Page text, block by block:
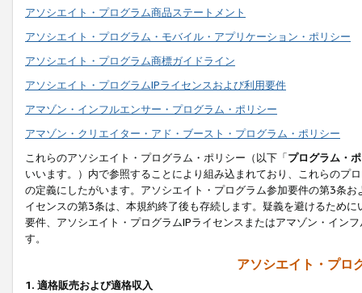
アソシエイト・プログラム商品ステートメント
アソシエイト・プログラム・モバイル・アプリケーション・ポリシー
アソシエイト・プログラム商標ガイドライン
アソシエイト・プログラムIPライセンスおよび利用要件
アマゾン・インフルエンサー・プログラム・ポリシー
アマゾン・クリエイター・アド・ブースト・プログラム・ポリシー
これらのアソシエイト・プログラム・ポリシー（以下「プログラム・
いいます。）内で参照することにより組み込まれており、これらのプ
の定義にしたがいます。アソシエイト・プログラム参加要件の第3条
イセンスの第3条は、本規約終了後も存続します。疑義を避けるため
要件、アソシエイト・プログラムIPライセンスまたはアマゾン・イン
す。
アソシエイト・プロ
1. 適格販売および適格収入